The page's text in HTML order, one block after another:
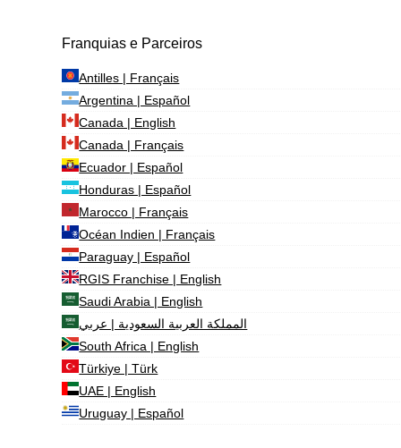
Franquias e Parceiros
Antilles | Français
Argentina | Español
Canada | English
Canada | Français
Ecuador | Español
Honduras | Español
Marocco | Français
Océan Indien | Français
Paraguay | Español
RGIS Franchise | English
Saudi Arabia | English
المملكة العربية السعودية | عربي
South Africa | English
Türkiye | Türk
UAE | English
Uruguay | Español